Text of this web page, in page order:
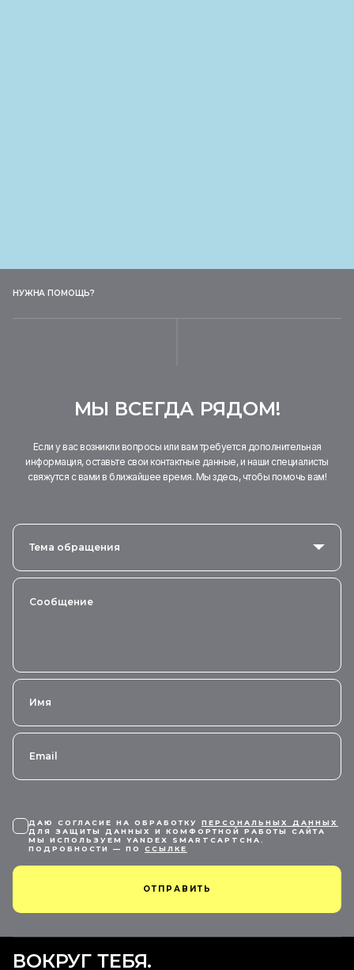
НУЖНА ПОМОЩЬ?
МЫ ВСЕГДА РЯДОМ!
Если у вас возникли вопросы или вам требуется дополнительная
информация, оставьте свои контактные данные, и наши специалисты
свяжутся с вами в ближайшее время. Мы здесь, чтобы помочь вам!
Тема обращения
ДАЮ СОГЛАСИЕ НА ОБРАБОТКУ ПЕРСОНАЛЬНЫХ ДАННЫХ
ДЛЯ ЗАЩИТЫ ДАННЫХ И КОМФОРТНОЙ РАБОТЫ САЙТА
МЫ ИСПОЛЬЗУЕМ YANDEX SMARTCAPTCHA.
ПОДРОБНОСТИ — ПО ССЫЛКЕ
ОТПРАВИТЬ
ВОКРУГ ТЕБЯ.